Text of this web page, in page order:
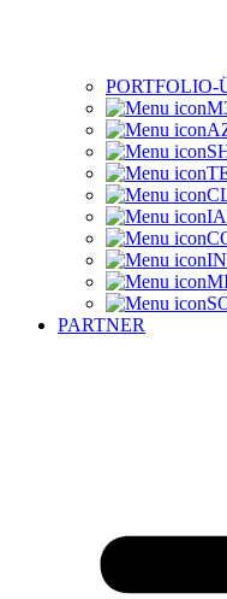
PORTFOLIO-
PARTNER